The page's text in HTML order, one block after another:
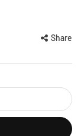
Share